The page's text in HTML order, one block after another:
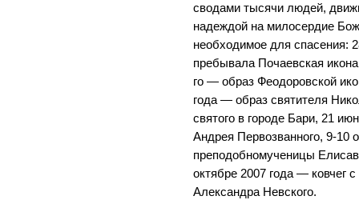
сводами тысячи людей,
надеждой на милосердие
необходимое для спасения:
пребывала Почаевская
го — образ Феодоровской
года — образ святителя
святого в городе Бари, 21
Андрея Первозванного, 9-10
преподобномученицы
октябре 2007 года — ковчег
Александра Невского.